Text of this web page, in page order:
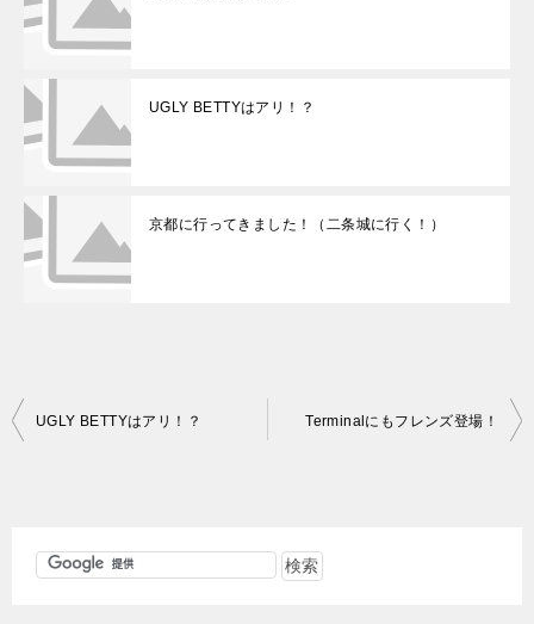
UGLY BETTYはアリ！？
京都に行ってきました！（二条城に行く！）
投
UGLY BETTYはアリ！？ Terminalにもフレンズ登場！